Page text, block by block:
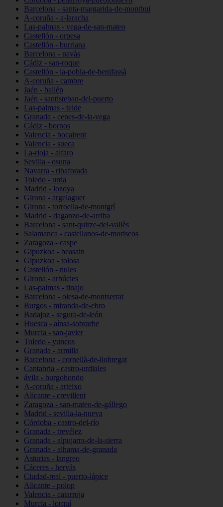
Barcelona - santa-margarida-de-montbui
A-coruña - a-laracha
Las-palmas - vega-de-san-mateo
Castellón - orpesa
Castellón - burriana
Barcelona - navàs
Cádiz - san-roque
Castellón - la-pobla-de-benifassà
A-coruña - cambre
Jaén - bailén
Jaén - santisteban-del-puerto
Las-palmas - telde
Granada - cenes-de-la-vega
Cádiz - bornos
Valencia - bocairent
Valencia - sueca
La-rioja - alfaro
Sevilla - osuna
Navarra - ribaforada
Toledo - urda
Madrid - lozoya
Girona - argelaguer
Girona - torroella-de-montgrí
Madrid - daganzo-de-arriba
Barcelona - sant-quirze-del-vallès
Salamanca - castellanos-de-moriscos
Zaragoza - caspe
Gipuzkoa - beasain
Gipuzkoa - tolosa
Castellón - nules
Girona - arbúcies
Las-palmas - tinajo
Barcelona - olesa-de-montserrat
Burgos - miranda-de-ebro
Badajoz - segura-de-león
Huesca - aínsa-sobrarbe
Murcia - san-javier
Toledo - yuncos
Granada - armilla
Barcelona - cornellà-de-llobregat
Cantabria - castro-urdiales
ávila - burgohondo
A-coruña - arteixo
Alicante - crevillent
Zaragoza - san-mateo-de-gállego
Madrid - sevilla-la-nueva
Córdoba - castro-del-río
Granada - trevélez
Granada - alpujarra-de-la-sierra
Granada - alhama-de-granada
Asturias - langreo
Cáceres - hervás
Ciudad-real - puerto-lápice
Alicante - polop
Valencia - catarroja
Murcia - lorquí